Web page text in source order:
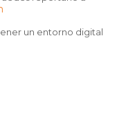
un entorno digital